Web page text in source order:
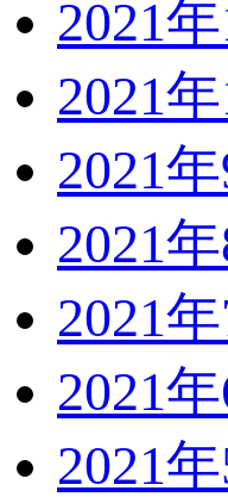
2021年
2021年
2021年
2021年
2021年
2021年
2021年